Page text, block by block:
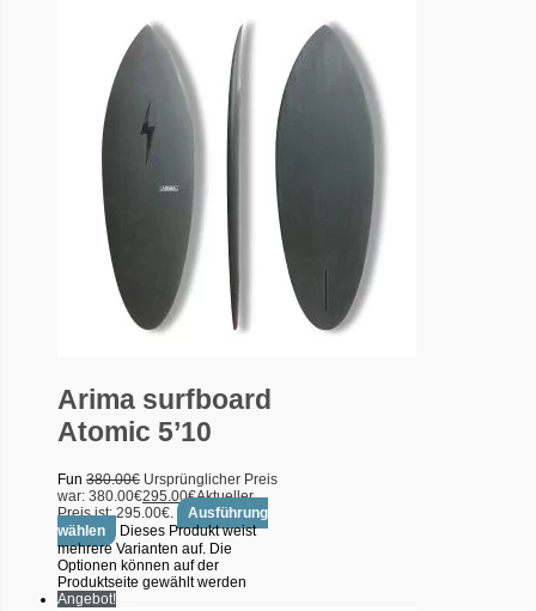
Arima surfboard
Atomic 5’10
Fun 380.00€ Ursprünglicher Preis
war: 380.00€295.00€Aktueller
Preis ist: 295.00€.
Ausführung
wählen
Dieses Produkt weist
mehrere Varianten auf. Die
Optionen können auf der
Produktseite gewählt werden
Angebot!